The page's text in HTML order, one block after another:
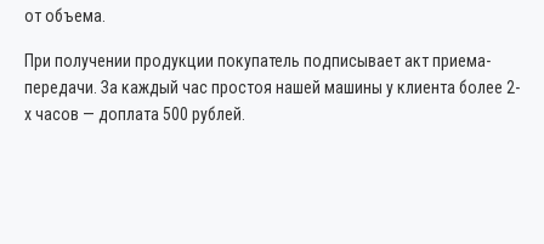
от объема.
При получении продукции покупатель подписывает акт приема-
передачи. За каждый час простоя нашей машины у клиента более 2-
х часов — доплата 500 рублей.